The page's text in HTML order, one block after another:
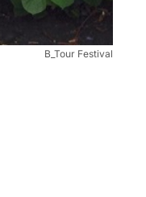
B_Tour Festival